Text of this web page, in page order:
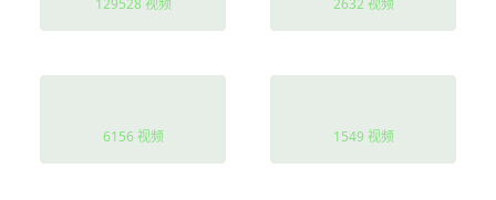
129528 视频 2632 视频
6156 视频 1549 视频